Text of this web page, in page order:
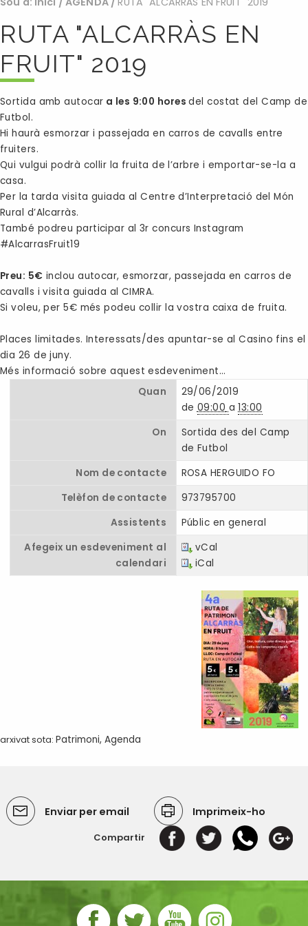
RUTA "ALCARRÀS EN
FRUIT" 2019
Sortida amb autocar a les 9:00 horesdel costat del Camp de
Futbol.
Hi haurà esmorzar i passejada en carros de cavalls entre
fruiters.
Qui vulgui podrà collir la fruita de l’arbre i emportar-se-la a
casa.
Per la tarda visita guiada al Centre d’Interpretació del Món
Rural d’Alcarràs.
També podreu participar al 3r concurs Instagram
#AlcarrasFruit19
Preu: 5€ inclou autocar, esmorzar, passejada en carros de
cavalls i visita guiada al CIMRA.
Si voleu, per 5€ més podeu collir la vostra caixa de fruita.
Places limitades. Interessats/des apuntar-se al Casino fins el
dia 26 de juny.
Més informació sobre aquest esdeveniment…
Quan
29/06/2019
de 09:00 a13:00
On
Sortida des del Camp
de Futbol
Nom de contacte
ROSA HERGUIDO FO
Telèfon de contacte
973795700
Assistents
Públic en general
Afegeix un esdeveniment al
calendari
vCal
iCal
arxivat sota: Patrimoni, Agenda
Enviar per email Imprimeix-ho
Compartir